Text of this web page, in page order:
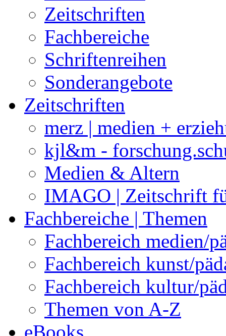
Zeitschriften
Fachbereiche
Schriftenreihen
Sonderangebote
Zeitschriften
merz | medien +
kjl&m -
Medien & Altern
IMAGO | Zeitschrift
Fachbereiche | Themen
Fachbereich medien/
Fachbereich kunst/
Fachbereich kultur/
Themen von A-Z
eBooks